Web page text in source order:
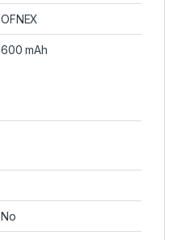
OFNEX
600 mAh
No